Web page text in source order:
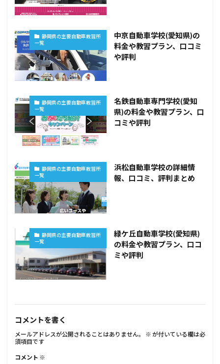
静岡県の主要自動車教習所
一覧
中京自動車学校(愛知県)の
料金や教習プラン、口コミ
や評判
静岡県の主要自動車教習所
一覧
名鉄自動車専門学校(愛知
県)の料金や教習プラン、口
コミや評判
静岡県の主要自動車教習所
一覧
浜松自動車学校の詳細情
報、口コミ、評判まとめ
静岡県の主要自動車教習所
一覧
緑ケ丘自動車学校(愛知県)
の料金や教習プラン、口コ
ミや評判
コメントを書く
メールアドレスが公開されることはありません。 ※ が付いている欄は必
須項目です
コメント ※